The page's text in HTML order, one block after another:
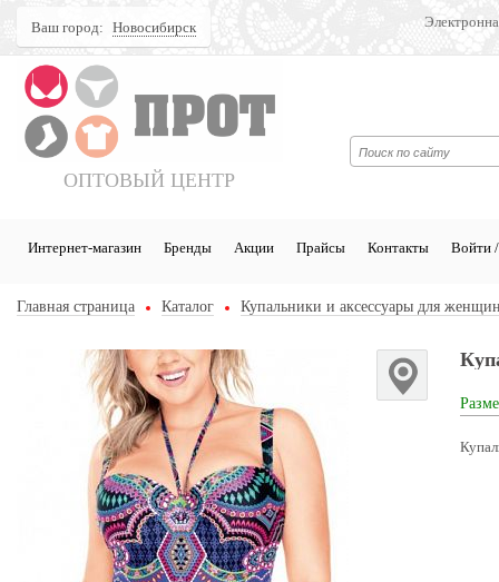
Ваш город: Новосибирск
ОПТОВЫЙ ЦЕНТР
Интернет-магазин Бренды Акции Прайсы Контакты Войти /
Главная страница Каталог Купальники и аксессуары для